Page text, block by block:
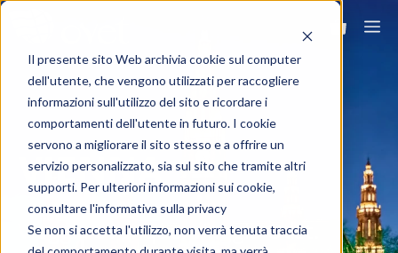
Il presente sito Web archivia cookie sul computer
dell'utente, che vengono utilizzati per raccogliere
informazioni sull'utilizzo del sito e ricordare i
comportamenti dell'utente in futuro. I cookie
servono a migliorare il sito stesso e a offrire un
servizio personalizzato, sia sul sito che tramite altri
supporti. Per ulteriori informazioni sui cookie,
consultare l'informativa sulla privacy
Se non si accetta l'utilizzo, non verrà tenuta traccia
VIENNA
Viaggia ovunque, viaggia Ovet.